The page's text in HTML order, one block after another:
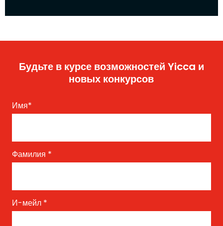
Будьте в курсе возможностей Yicca и
новых конкурсов
Имя*
Фамилия *
И-мейл *